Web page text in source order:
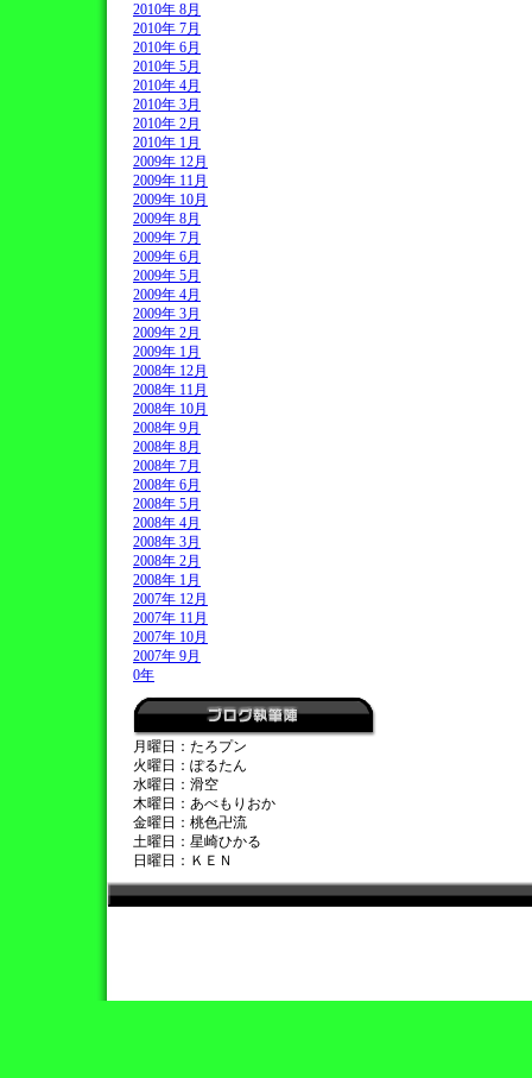
2010年 8月
2010年 7月
2010年 6月
2010年 5月
2010年 4月
2010年 3月
2010年 2月
2010年 1月
2009年 12月
2009年 11月
2009年 10月
2009年 8月
2009年 7月
2009年 6月
2009年 5月
2009年 4月
2009年 3月
2009年 2月
2009年 1月
2008年 12月
2008年 11月
2008年 10月
2008年 9月
2008年 8月
2008年 7月
2008年 6月
2008年 5月
2008年 4月
2008年 3月
2008年 2月
2008年 1月
2007年 12月
2007年 11月
2007年 10月
2007年 9月
0年
月曜日：たろプン
火曜日：ぽるたん
水曜日：滑空
木曜日：あべもりおか
金曜日：桃色卍流
土曜日：星崎ひかる
日曜日：ＫＥＮ